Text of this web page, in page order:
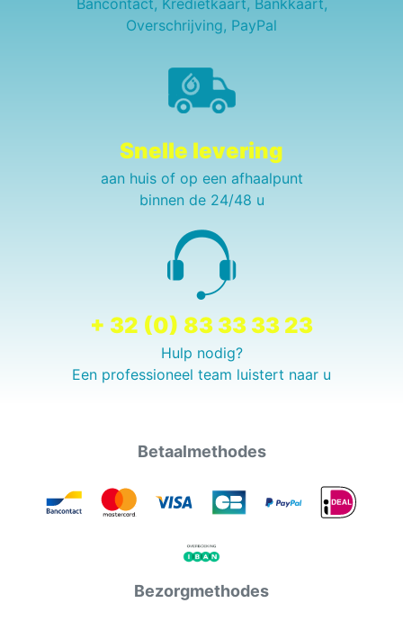
Bancontact, Kredietkaart, Bankkaart,
Overschrijving, PayPal
Snelle levering
aan huis of op een afhaalpunt
binnen de 24/48 u
+ 32 (0) 83 33 33 23
Hulp nodig?
Een professioneel team luistert naar u
Betaalmethodes
Bezorgmethodes